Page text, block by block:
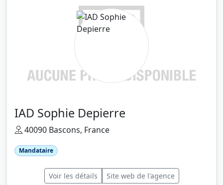
IAD Sophie Depierre
40090 Bascons, France
Mandataire
Voir les détails Site web de l'agence